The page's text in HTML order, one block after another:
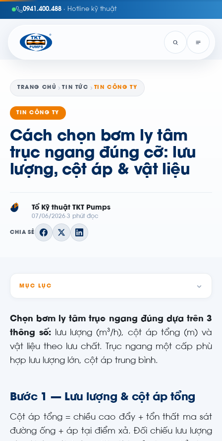
0941.400.488 · Hotline kỹ thuật
TRANG CHỦ TIN TỨC TIN CÔNG TY
TIN CÔNG TY
Cách chọn bơm ly tâm
trục ngang đúng cỡ: lưu
lượng, cột áp & vật liệu
TP Tổ Kỹ thuật TKT Pumps
07/06/2026 3 phút đọc
CHIA SẺ
MỤC LỤC
Chọn bơm ly tâm trục ngang đúng dựa trên 3
thông số:lưu lượng (m³/h), cột áp tổng (m) và
vật liệu theo lưu chất. Trục ngang một cấp phù
hợp lưu lượng lớn, cột áp trung bình.
Bước 1 — Lưu lượng & cột áp tổng
Cột áp tổng = chiều cao đẩy + tổn thất ma sát
đường ống + áp tại điểm xả. Đối chiếu lưu lượng